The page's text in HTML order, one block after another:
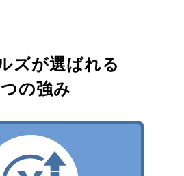
ズが選ばれる
の強み